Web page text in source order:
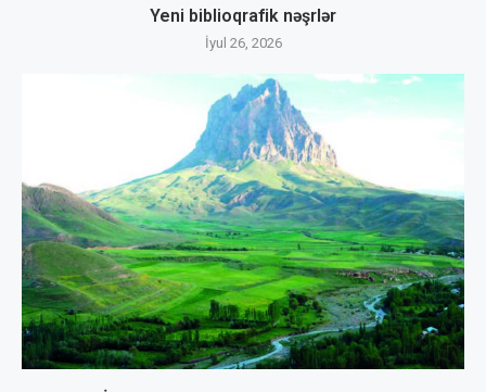
Yeni biblioqrafik nəşrlər
İyul 26, 2026